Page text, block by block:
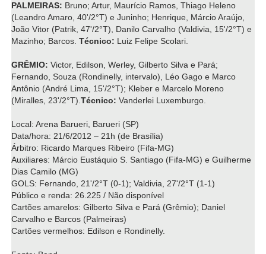
PALMEIRAS: Bruno; Artur, Maurício Ramos, Thiago Heleno
(Leandro Amaro, 40'/2°T) e Juninho; Henrique, Márcio Araújo,
João Vitor (Patrik, 47'/2°T), Danilo Carvalho (Valdivia, 15'/2°T) e
Mazinho; Barcos. Técnico: Luiz Felipe Scolari.
GRÊMIO: Victor, Edilson, Werley, Gilberto Silva e Pará;
Fernando, Souza (Rondinelly, intervalo), Léo Gago e Marco
Antônio (André Lima, 15'/2°T); Kleber e Marcelo Moreno
(Miralles, 23'/2°T).Técnico: Vanderlei Luxemburgo.
Local: Arena Barueri, Barueri (SP)
Data/hora: 21/6/2012 – 21h (de Brasília)
Árbitro: Ricardo Marques Ribeiro (Fifa-MG)
Auxiliares: Márcio Eustáquio S. Santiago (Fifa-MG) e Guilherme
Dias Camilo (MG)
GOLS: Fernando, 21'/2°T (0-1); Valdivia, 27'/2°T (1-1)
Público e renda: 26.225 / Não disponível
Cartões amarelos: Gilberto Silva e Pará (Grêmio); Daniel
Carvalho e Barcos (Palmeiras)
Cartões vermelhos: Edilson e Rondinelly.